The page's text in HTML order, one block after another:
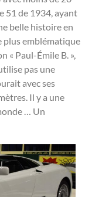
51 de 1934, ayant
belle histoire en
plus emblématique
« Paul-Émile B. »,
pas une
avec ses
Il y a une
… Un